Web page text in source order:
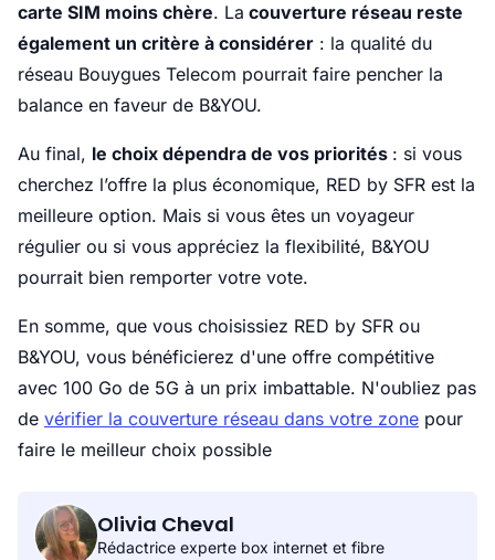
carte SIM moins chère. La couverture réseau reste
également un critère à considérer : la qualité du
réseau Bouygues Telecom pourrait faire pencher la
balance en faveur de B&YOU.
Au final, le choix dépendra de vos priorités : si vous
cherchez l’offre la plus économique, RED by SFR est la
meilleure option. Mais si vous êtes un voyageur
régulier ou si vous appréciez la flexibilité, B&YOU
pourrait bien remporter votre vote.
En somme, que vous choisissiez RED by SFR ou
B&YOU, vous bénéficierez d'une offre compétitive
avec 100 Go de 5G à un prix imbattable. N'oubliez pas
de vérifier la couverture réseau dans votre zone pour
faire le meilleur choix possible
Olivia Cheval
Rédactrice experte box internet et fibre